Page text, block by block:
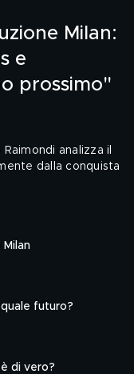
Milan:
e
prossimo"
analizza il
dalla conquista
futuro?
di vero?